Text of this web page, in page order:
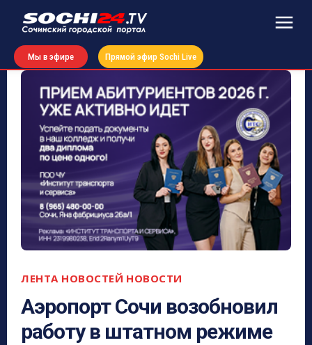
Мы в эфире Прямой эфир Sochi Live
ЛЕНТА НОВОСТЕЙ НОВОСТИ
Аэропорт Сочи возобновил
работу в штатном режиме